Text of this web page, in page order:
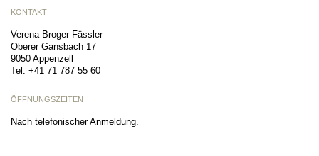
KONTAKT
Verena Broger-Fässler
Oberer Gansbach 17
9050 Appenzell
Tel. +41 71 787 55 60
ÖFFNUNGSZEITEN
Nach telefonischer Anmeldung.